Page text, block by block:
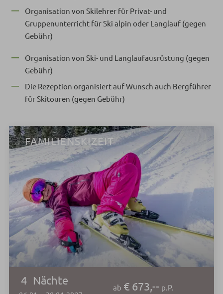
Organisation von Skilehrer für Privat- und
Gruppenunterricht für Ski alpin oder Langlauf (gegen
Gebühr)
Organisation von Ski- und Langlaufausrüstung (gegen
Gebühr)
Die Rezeption organisiert auf Wunsch auch Bergführer
für Skitouren (gegen Gebühr)
FAMILIENSKIZEIT
4 Nächte
ab € 673,-- p.P.